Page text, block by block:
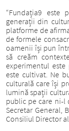
“Fundația9 este
generații din
platforme de
de formele
oamenii își pun
să creăm
experimentul
este cultivat. Ne
culturală care își
lumină spații
public pe care ni-l
Secretar General,
Consiliul Director